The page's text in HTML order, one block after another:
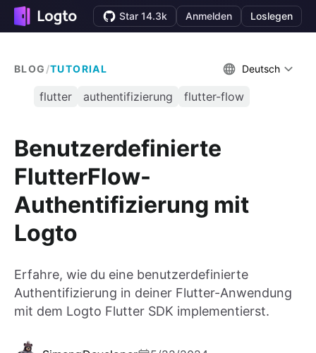
Star 14.3k Anmelden Loslegen
BLOG /TUTORIAL Deutsch
flutter authentifizierung flutter-flow
Benutzerdefinierte
FlutterFlow-
Authentifizierung mit
Logto
Erfahre, wie du eine benutzerdefinierte
Authentifizierung in deiner Flutter-Anwendung
mit dem Logto Flutter SDK implementierst.